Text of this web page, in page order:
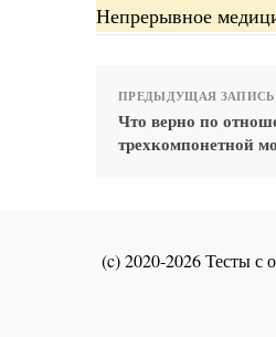
Непрерывное
ПРЕДЫДУЩАЯ ЗАПИСЬ
Что верно по
трехкомпонетной
(c) 2020-2026 Тесты с